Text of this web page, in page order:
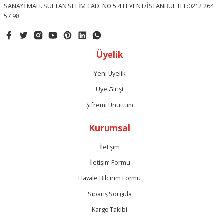
Gönder
SANAYİ MAH. SULTAN SELİM CAD. NO:5 4.LEVENT/İSTANBUL TEL:0212 264
57 98
Üyelik
Yeni Üyelik
Üye Girişi
Şifremi Unuttum
Kurumsal
İletişim
İletişim Formu
Havale Bildirim Formu
Sipariş Sorgula
Kargo Takibi